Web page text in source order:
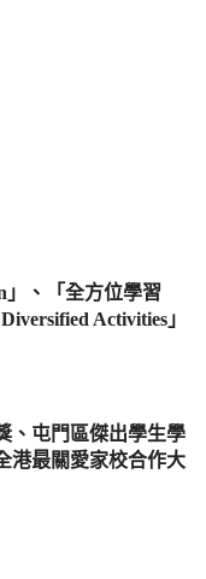
」、「全方位學習
Activities」
、 屯門區傑出學生學
港最關愛家校合作大